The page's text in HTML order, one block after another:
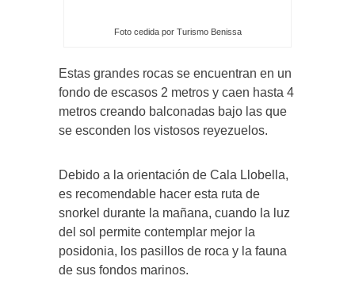
Foto cedida por Turismo Benissa
Estas grandes rocas se encuentran en un
fondo de escasos 2 metros y caen hasta 4
metros creando balconadas bajo las que
se esconden los vistosos reyezuelos.
Debido a la orientación de Cala Llobella,
es recomendable hacer esta ruta de
snorkel durante la mañana, cuando la luz
del sol permite contemplar mejor la
posidonia, los pasillos de roca y la fauna
de sus fondos marinos.